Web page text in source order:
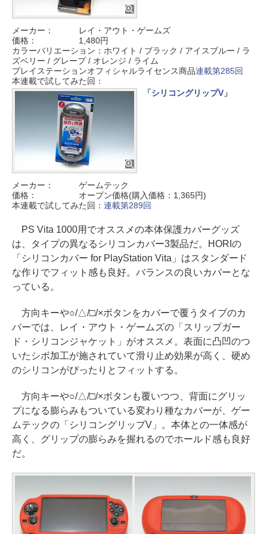
メーカー：
レイ・アウト・ゲームズ
価格：
1,480円
カラーバリエーション：ホワイト / ブラック / アイスブルー / ラ
ズベリー / グレープ / オレンジ / ライム
プレイステーションオフィシャルライセンス商品
本連載で試してみた回：
連載第285回
「シリコングリップV」
メーカー：
ゲームテック
価格：
オープン価格(購入価格：1,365円)
本連載で試してみた回： 連載第289回
PS Vita 1000用でオススメの本体保護カバーグッズ
は、タイプの異なるシリコンカバー3製品だ。HORIの
「シリコンカバー for PlayStation Vita」はスタンダード
な作りでフィット感も良好。バランスの良いカバーとな
っている。
方向キーや○/△/□/×ボタンをカバーで覆うタイプのカ
バーでは、レイ・アウト・ゲームズの「スリップガー
ド・シリコンジャケット」がオススメ。表面に凸凹のつ
いたシボ加工が施されていて滑り止め効果が高く、硬め
のシリコンがぴったりとフィットする。
方向キーや○/△/□/×ボタンも覆いつつ、背面にグリッ
プになる膨らみもついている変わり種なカバーが、ゲー
ムテックの「シリコングリップV」。本体との一体感が
高く、グリップの膨らみを握れるのでホールド感も良好
だ。